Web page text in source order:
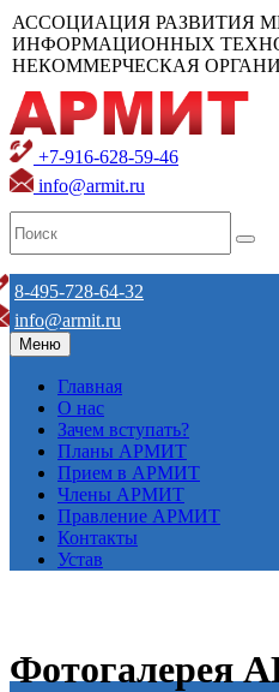
АССОЦИАЦИЯ РАЗВИТИЯ
ИНФОРМАЦИОННЫХ
НЕКОММЕРЧЕСКАЯ
+7-916-628-59-46
info@armit.ru
8-495-728-64-32
info@armit.ru
Меню
Главная
О нас
Зачем вступать?
Планы АРМИТ
Прием в АРМИТ
Члены АРМИТ
Правление АРМИТ
Контакты
Устав
Фотогалерея